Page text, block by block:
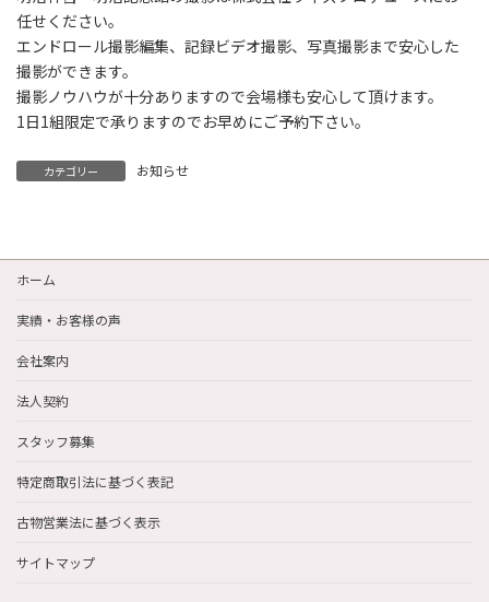
任せください。
エンドロール撮影編集、記録ビデオ撮影、写真撮影まで安心した
撮影ができます。
撮影ノウハウが十分ありますので会場様も安心して頂けます。
1日1組限定で承りますのでお早めにご予約下さい。
カテゴリー お知らせ
ホーム
実績・お客様の声
会社案内
法人契約
スタッフ募集
特定商取引法に基づく表記
古物営業法に基づく表示
サイトマップ